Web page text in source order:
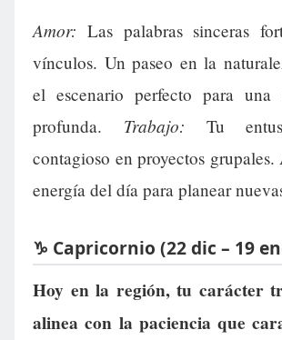
Amor: Las palabras sinceras
vínculos. Un paseo en la
el escenario perfecto para una
profunda. Trabajo: Tu
contagioso en proyectos
energía del día para planear
♑ Capricornio (22 dic – 19
Hoy en la región, tu carácter
alinea con la paciencia que